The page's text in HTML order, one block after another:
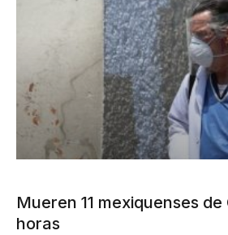
Mueren 11 mexiquenses
horas